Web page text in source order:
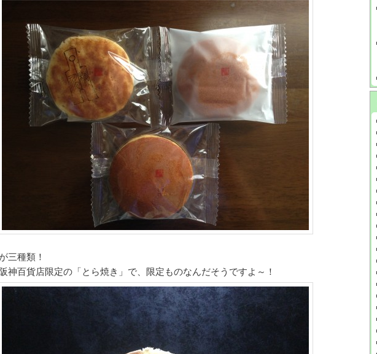
三種類！
神百貨店限定の「とら焼き」で、限定ものなんだそうですよ～！